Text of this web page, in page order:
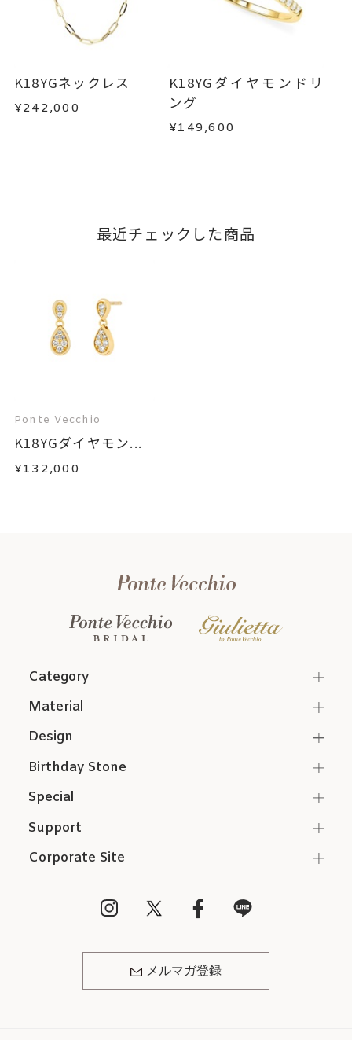
K18YGネックレス
¥242,000
K18YGダイヤモンドリ
ング
¥149,600
最近チェックした商品
Ponte Vecchio
K18YGダイヤモン...
¥132,000
Category
Support
Corporate Site
メルマガ登録
Material
Design
Birthday Stone
Special